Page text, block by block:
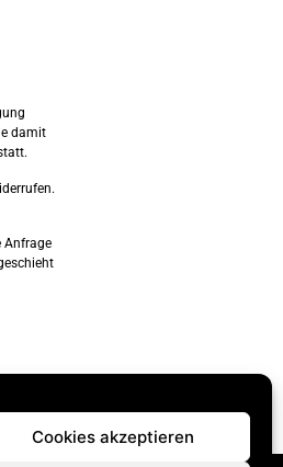
Cookies akzeptieren
damit
Anfrage